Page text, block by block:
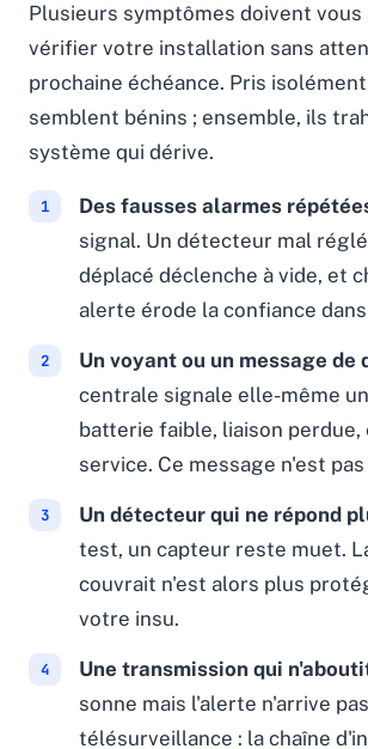
Plusieurs symptômes doivent vous
vérifier votre installation sans
prochaine échéance. Pris
semblent bénins ; ensemble, ils
système qui dérive.
Des fausses alarmes
signal. Un détecteur mal
déplacé déclenche à vide, et
alerte érode la confiance
Un voyant ou un message de
centrale signale elle-même
batterie faible, liaison
service. Ce message n'est
Un détecteur qui ne répond
test, un capteur reste muet.
couvrait n'est alors plus
votre insu.
Une transmission qui
sonne mais l'alerte n'arrive
télésurveillance : la chaîne